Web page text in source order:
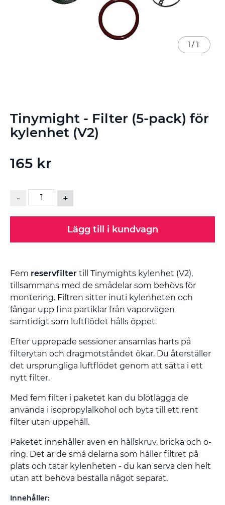
Tinymight - Filter (5-pack) för
kylenhet (V2)
165 kr
- +
Lägg till i kundvagn
Fem reservfilter till Tinymights kylenhet (V2),
tillsammans med de smådelar som behövs för
montering. Filtren sitter inuti kylenheten och
fångar upp fina partiklar från vaporvägen
samtidigt som luftflödet hålls öppet.
Efter upprepade sessioner ansamlas harts på
filterytan och dragmotståndet ökar. Du återställer
det ursprungliga luftflödet genom att sätta i ett
nytt filter.
Med fem filter i paketet kan du blötlägga de
använda i isopropylalkohol och byta till ett rent
filter utan uppehåll.
Paketet innehåller även en hållskruv, bricka och o-
ring. Det är de små delarna som håller filtret på
plats och tätar kylenheten - du kan serva den helt
utan att behöva beställa något separat.
Innehåller:
1 / 1
till
början
av